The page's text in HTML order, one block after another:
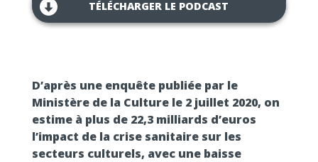
TÉLÉCHARGER LE PODCAST
D’après une enquête publiée par le
Ministère de la Culture le 2 juillet 2020, on
estime à plus de 22,3 milliards d’euros
l’impact de la crise sanitaire sur les
secteurs culturels, avec une baisse